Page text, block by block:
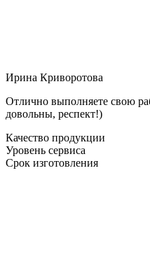
Ирина Криворотова
Отлично выполняете свою
довольны, респект!)
Качество продукции
Уровень сервиса
Срок изготовления